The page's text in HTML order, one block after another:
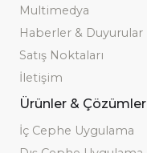
Multimedya
Haberler & Duyurular
Satış Noktaları
İletişim
Ürünler & Çözümler
İç Cephe Uygulama